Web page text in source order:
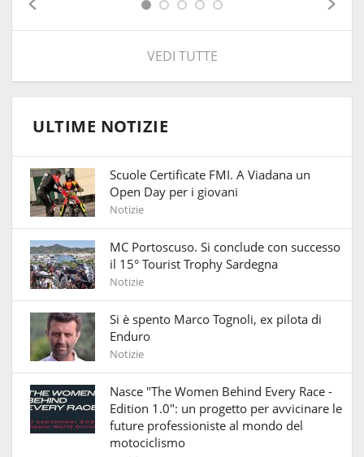
VEDI TUTTE
ULTIME NOTIZIE
Scuole Certificate FMI. A Viadana un
Open Day per i giovani
Notizie
MC Portoscuso. Si conclude con successo
il 15° Tourist Trophy Sardegna
Notizie
Si è spento Marco Tognoli, ex pilota di
Enduro
Notizie
Nasce "The Women Behind Every Race -
Edition 1.0": un progetto per avvicinare le
future professioniste al mondo del
motociclismo